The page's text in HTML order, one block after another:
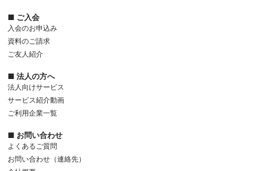
■ ご入会
入会のお申込み
資料のご請求
ご友人紹介
■ 法人の方へ
法人向けサービス
サービス紹介動画
ご利用企業一覧
■ お問い合わせ
よくあるご質問
お問い合わせ（連絡先）